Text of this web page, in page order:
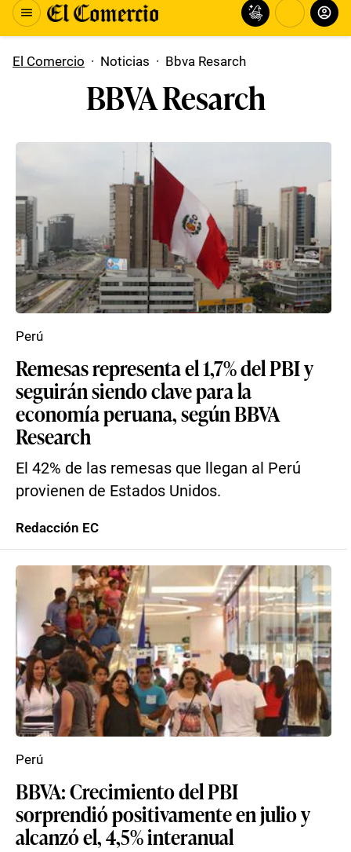
El Comercio · Noticias · Bbva Resarch
BBVA Resarch
Remesas representa el 1,7% del PBI y
seguirán siendo clave para la
economía peruana, según BBVA
Research
El 42% de las remesas que llegan al Perú
provienen de Estados Unidos.
Perú
Redacción EC
BBVA: Crecimiento del PBI
sorprendió positivamente en julio y
alcanzó el, 4,5% interanual
Perú